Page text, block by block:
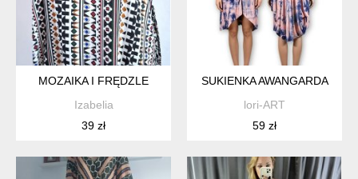
MOZAIKA I FRĘDZLE
Izabelia
39 zł
SUKIENKA AWANGARDA
lori-ART
59 zł